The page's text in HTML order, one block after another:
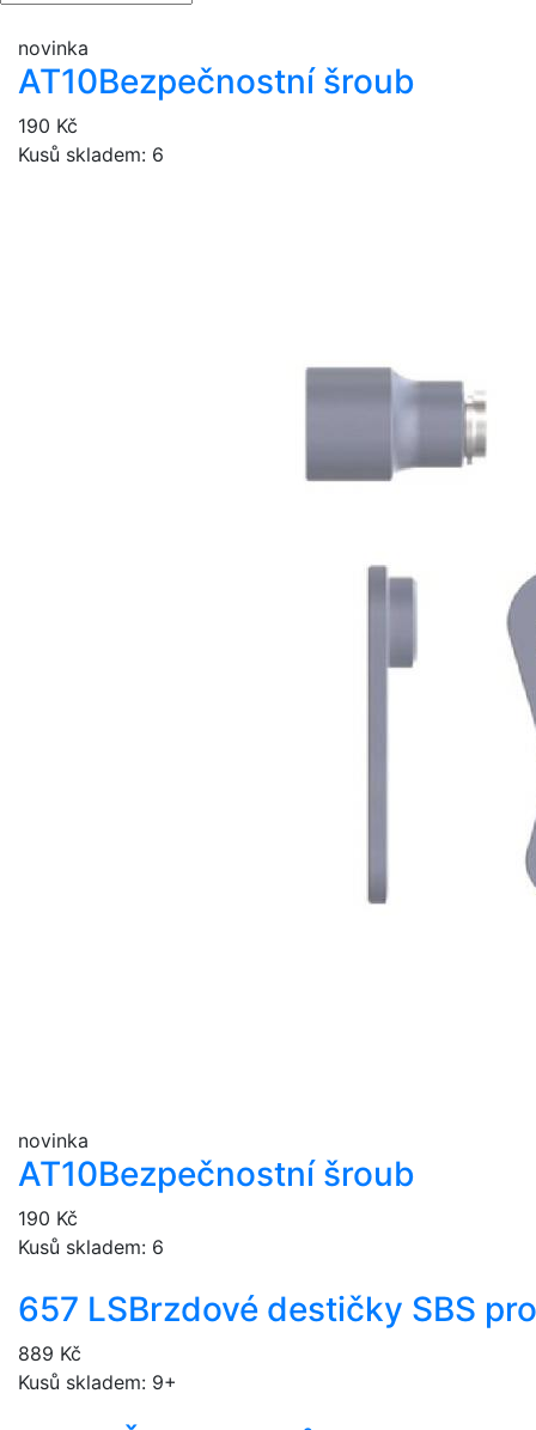
novinka
AT10Bezpečnostní šroub
190 Kč
Kusů skladem: 6
novinka
AT10Bezpečnostní šroub
190 Kč
Kusů skladem: 6
657 LSBrzdové destičky SBS
889 Kč
Kusů skladem: 9+